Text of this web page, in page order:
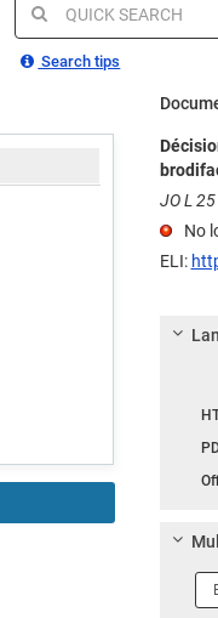
Quick
search
Search tips
JO L 25
No
ELI:
1